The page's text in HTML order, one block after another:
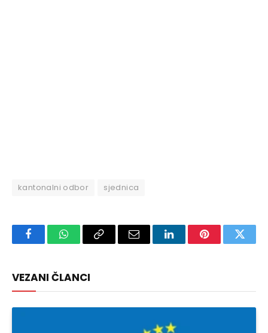
kantonalni odbor sjednica
FacebookWhatsAppCopy
Email LinkedInPinterest
VEZANI ČLANCI